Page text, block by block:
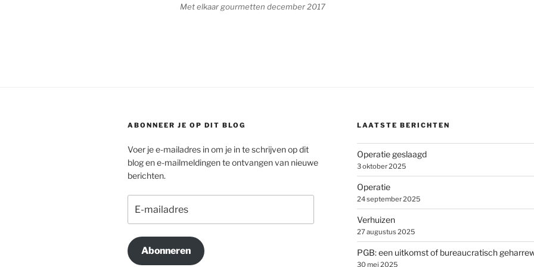
Met elkaar gourmetten december 2017
ABONNEER JE OP DIT BLOG
Voer je e-mailadres in om je in te schrijven op dit
blog en e-mailmeldingen te ontvangen van nieuwe
berichten.
mailadres
Abonneren
LAATSTE BERICHTEN
Operatie geslaagd
3 oktober 2025
Operatie
24 september 2025
Verhuizen
27 augustus 2025
PGB: een uitkomst of bureaucratisch
30 mei 2025